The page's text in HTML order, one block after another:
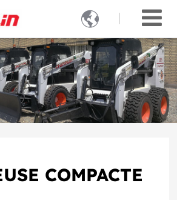

COMPACTE